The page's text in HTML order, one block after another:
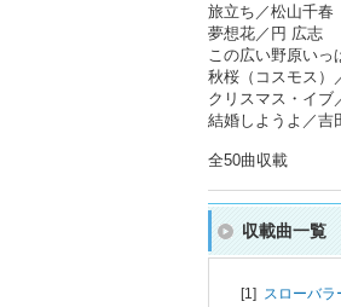
旅立ち／松山千春
夢想花／円 広志
この広い野原いっ
秋桜（コスモス）
クリスマス・イブ
結婚しようよ／吉
全50曲収載
収載曲一覧
[1] スローバラ